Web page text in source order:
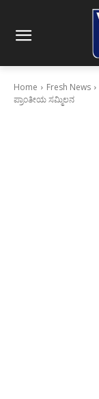
Home Fresh News
ಪ್ರಾಂತೀಯ ಸಮ್ಮಿಲನ